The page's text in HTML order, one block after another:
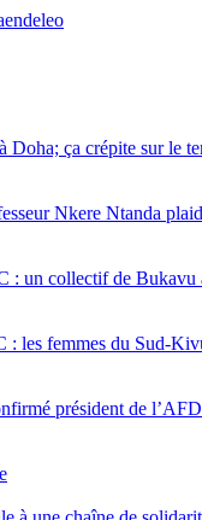
Doha; ça crépite sur le
Nkere Ntanda
: un collectif de
les femmes du Sud-
président de